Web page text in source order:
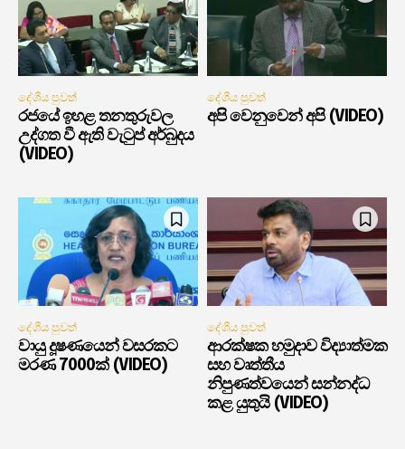
දේශීය පුවත්
රජයේ ඉහළ තනතුරුවල
උද්ගත වී ඇති වැටුප් අර්බුදය
(VIDEO)
දේශීය පුවත්
අපි වෙනුවෙන් අපි (VIDEO)
දේශීය පුවත්
වායු දූෂණයෙන් වසරකට
මරණ 7000ක් (VIDEO)
දේශීය පුවත්
ආරක්ෂක හමුදාව විද්‍යාත්මක
සහ වෘත්තීය
නිපුණත්වයෙන් සන්නද්ධ
කළ යුතුයි (VIDEO)